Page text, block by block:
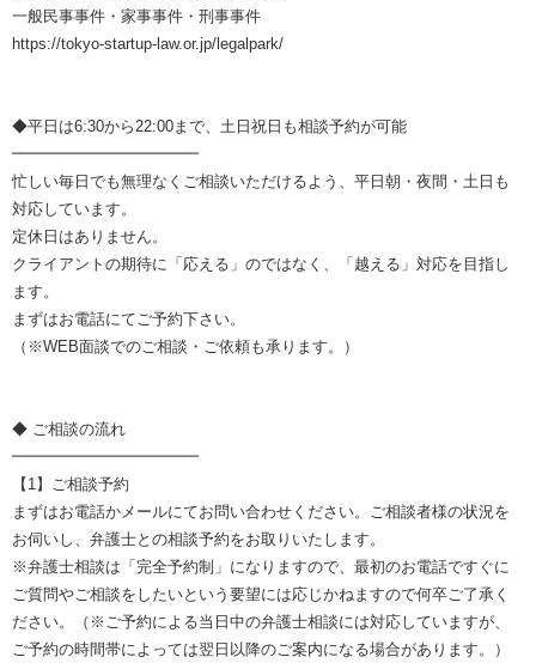
一般民事事件・家事事件・刑事事件
https://tokyo-startup-law.or.jp/legalpark/
◆平日は6:30から22:00まで、土日祝日も相談予約が可能
━━━━━━━━━━━━
忙しい毎日でも無理なくご相談いただけるよう、平日朝・夜間・土日も
対応しています。
定休日はありません。
クライアントの期待に「応える」のではなく、「越える」対応を目指し
ます。
まずはお電話にてご予約下さい。
（※WEB面談でのご相談・ご依頼も承ります。）
◆ ご相談の流れ
━━━━━━━━━━━━
【1】ご相談予約
まずはお電話かメールにてお問い合わせください。ご相談者様の状況を
お伺いし、弁護士との相談予約をお取りいたします。
※弁護士相談は「完全予約制」になりますので、最初のお電話ですぐに
ご質問やご相談をしたいという要望には応じかねますので何卒ご了承く
ださい。（※ご予約による当日中の弁護士相談には対応していますが、
ご予約の時間帯によっては翌日以降のご案内になる場合があります。）